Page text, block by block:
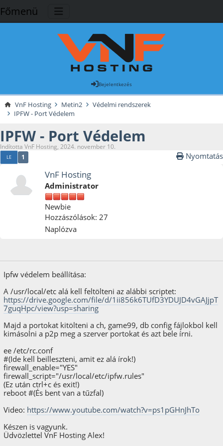
Főmenü
Bejelentkezés
VnF Hosting Metin2
Védelmi rendszerek
IPFW - Port Védelem
IPFW - Port Védelem
Indította VnF Hosting, 2024. november 10.
LE 1 Nyomtatás
VnF Hosting
Administrator
Newbie
Hozzászólások: 27
Naplózva
Ipfw védelem beállítása:
A /usr/local/etc alá kell feltölteni az alábbi scriptet:
https://drive.google.com/file/d/1ii856k6TUfD3YDUJD4vGAJjpT
7guqHpc/view?usp=sharing
Majd a portokat kitölteni a ch, game99, db config fájlokbol kell
kimásolni a p2p meg a szerver portokat és azt bele írni.
ee /etc/rc.conf
#(Ide kell beilleszteni, amit ez alá írok!)
firewall_enable="YES"
firewall_script="/usr/local/etc/ipfw.rules"
(Ez után ctrl+c és exit!)
reboot #(És bent van a tűzfal)
Video: https://www.youtube.com/watch?v=ps1pGHnJhTo
Készen is vagyunk.
Üdvözlettel VnF Hosting Alex!